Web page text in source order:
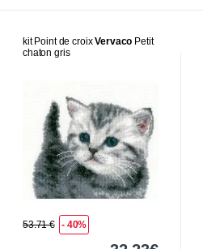
kit Point de croixVervaco Petit
chaton gris
53.71 € - 40%